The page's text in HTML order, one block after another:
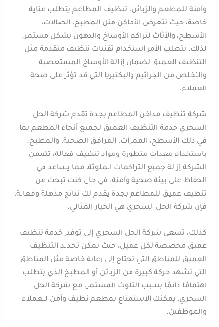
وآمنة للمطعم والزبائن. تنظيف المطاعم يتطلب عناية
خاصة، حيث تتعرض الأماكن مثل المطبخ، الصالات،
الأسطح، والأثاث لتراكم الأوساخ والدهون بشكل مستمر.
لذلك، يتطلب الأمر استخدام تقنيات تنظيف متقدمة مثل
التنظيف العميق لضمان إزالة الأوساخ المستعصية
والتخلص من الجراثيم والبكتيريا التي قد تؤثر على صحة
العملاء.
شركة تنظيف مداخن المطاعم بجدة تقدم شركة الحل
السحري خدمة التنظيف العميق لجميع أنحاء المطعم بما
في ذلك الأسطح، الممرات، المرافق الصحية، والمطبخ.
باستخدام معدات متطورة ومواد تنظيف فعالة، تضمن
الشركة إزالة جميع التراكمات الملوثة، مما يساعد في
الحفاظ على بيئة صحية وآمنة. في حال كنت تبحث عن
تنظيف عميق للمطاعم بجدة يقدم لك نتائج مذهلة وفعالة،
فإن شركة الحل السحري هي الخيار المثالي.
كذلك، تسعى شركة الحل السحري إلى توفير خدمة تنظيف
عميق مخصصة لكل عميل، حيث يمكن تحديد التنظيف
العميق للمناطق التي تحتاج إلى رعاية خاصة مثل المناطق
التي تشهد حركة كبيرة من الزبائن أو المطبخ الذي يتطلب
اهتمامًا دائمًا بسبب التلوث المستمر. مع شركة الحل
السحري، يمكنك الاستمتاع بمطعم نظيف وآمن للعملاء
والموظفين.